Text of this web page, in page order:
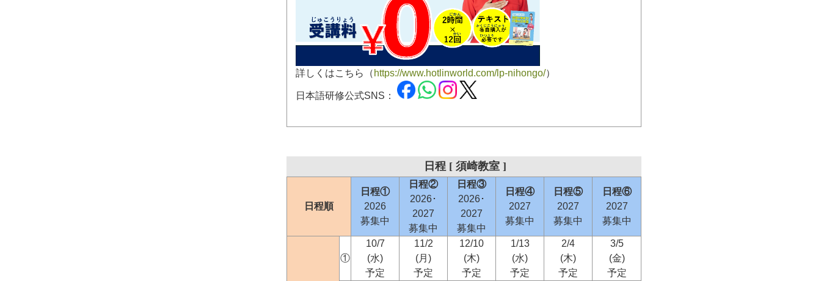
詳しくはこちら（ https://www.hotlinworld.com/lp-nihongo/）
日本語研修公式SNS：
日程 [ 須崎教室 ]
日程順
日程①
2026
募集中
日程②
2026･
2027
募集中
日程③
2026･
2027
募集中
日程④
2027
募集中
日程⑤
2027
募集中
日程⑥
2027
募集中
①
10/7
(水)
予定
11/2
(月)
予定
12/10
(木)
予定
1/13
(水)
予定
2/4
(木)
予定
3/5
(金)
予定